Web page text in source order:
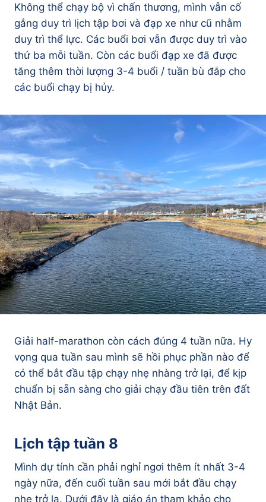
Không thể chạy bộ vì chấn thương, mình vẫn cố
gắng duy trì lịch tập bơi và đạp xe như cũ nhằm
duy trì thể lực. Các buổi bơi vẫn được duy trì vào
thứ ba mỗi tuần. Còn các buổi đạp xe đã được
tăng thêm thời lượng 3-4 buổi / tuần bù đắp cho
các buổi chạy bị hủy.
Giải half-marathon còn cách đúng 4 tuần nữa. Hy
vọng qua tuần sau mình sẽ hồi phục phần nào để
có thể bắt đầu tập chạy nhẹ nhàng trở lại, để kịp
chuẩn bị sẵn sàng cho giải chạy đầu tiên trên đất
Nhật Bản.
Lịch tập tuần 8
Mình dự tính cần phải nghỉ ngơi thêm ít nhất 3-4
ngày nữa, đến cuối tuần sau mới bắt đầu chạy
nhẹ trở lạ. Dưới đây là giáo án tham khảo cho